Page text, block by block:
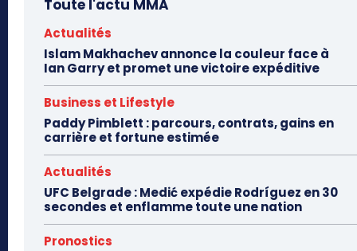
Toute l'actu MMA
Actualités
Islam Makhachev annonce la couleur face à
Ian Garry et promet une victoire expéditive
Business et Lifestyle
Paddy Pimblett : parcours, contrats, gains en
carrière et fortune estimée
Actualités
UFC Belgrade : Medić expédie Rodríguez en 30
secondes et enflamme toute une nation
Pronostics